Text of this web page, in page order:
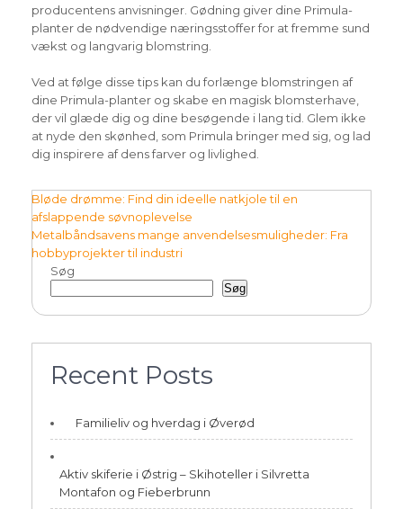
producentens anvisninger. Gødning giver dine Primula-
planter de nødvendige næringsstoffer for at fremme sund
vækst og langvarig blomstring.
Ved at følge disse tips kan du forlænge blomstringen af
dine Primula-planter og skabe en magisk blomsterhave,
der vil glæde dig og dine besøgende i lang tid. Glem ikke
at nyde den skønhed, som Primula bringer med sig, og lad
dig inspirere af dens farver og livlighed.
Indlægsnavigation
Bløde drømme: Find din ideelle natkjole til en
afslappende søvnoplevelse
Metalbåndsavens mange anvendelsesmuligheder: Fra
hobbyprojekter til industri
Søg
Søg
Recent Posts
Familieliv og hverdag i Øverød
Aktiv skiferie i Østrig – Skihoteller i Silvretta
Montafon og Fieberbrunn